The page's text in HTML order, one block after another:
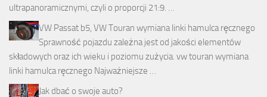
ultrapanoramicznymi, czyli o proporcji 21:9. …
VW Passat b5, VW Touran wymiana linki hamulca ręcznego
Sprawność pojazdu zależna jest od jakości elementów
składowych oraz ich wieku i poziomu zużycia. vw touran wymiana
linki hamulca ręcznego Najważniejsze …
Jak dbać o swoje auto?